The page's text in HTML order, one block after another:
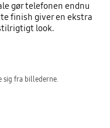
gør telefonen endnu
finish giver en ekstra
look.
sig fra billederne.